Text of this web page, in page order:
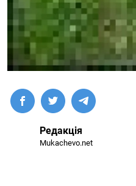
Редакція
Mukachevo.net